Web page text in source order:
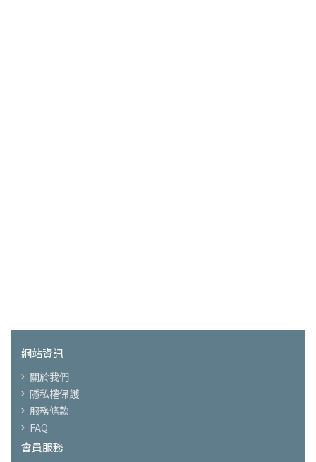
網站資訊
關於我們
隱私權保護
服務條款
FAQ
會員服務